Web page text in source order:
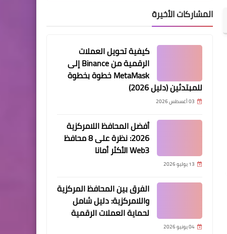
المشاركات الأخيرة
كيفية تحويل العملات
الرقمية من Binance إلى
MetaMask خطوة بخطوة
للمبتدئين (دليل 2026)
03 أغسطس 2026
أفضل المحافظ اللامركزية
2026: نظرة على 8 محافظ
Web3 الأكثر أمانا
13 يوليو 2026
الفرق بين المحافظ المركزية
واللامركزية: دليل شامل
لحماية العملات الرقمية
04 يونيو 2026